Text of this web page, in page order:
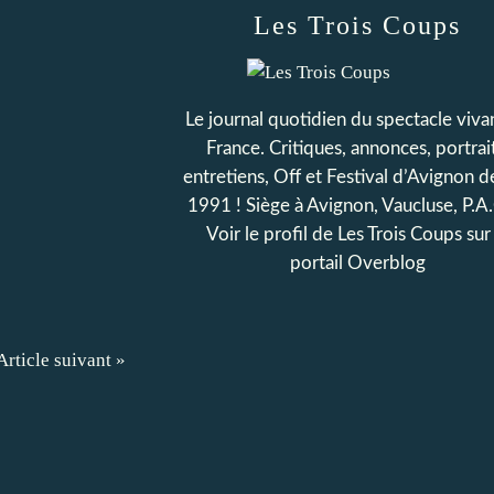
suivant »
Les Trois Coups
Le journal quotidien du spectacle
France. Critiques, annonces,
entretiens, Off et Festival d’Avignon
1991 ! Siège à Avignon, Vaucluse,
Voir le profil de Les Trois Coupssur
portail Overblog